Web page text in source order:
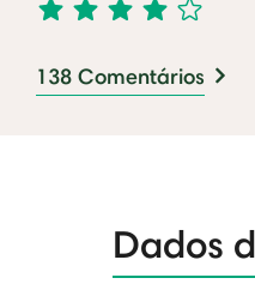
138 Comentários
Dados